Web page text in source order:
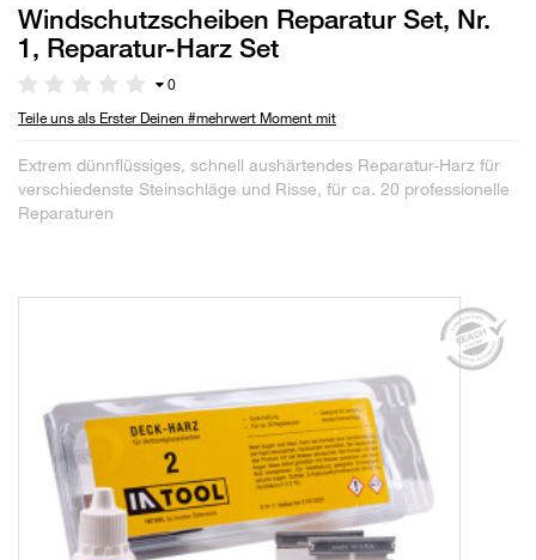
Windschutzscheiben Reparatur Set, Nr.
1, Reparatur-Harz Set
0
Teile uns als Erster Deinen #mehrwert Moment mit
Extrem dünnflüssiges, schnell aushärtendes Reparatur-Harz für
verschiedenste Steinschläge und Risse, für ca. 20 professionelle
Reparaturen